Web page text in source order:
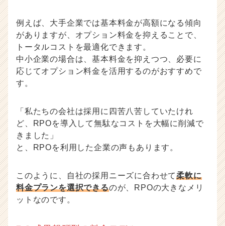
例えば、大手企業では基本料金が高額になる傾向
がありますが、オプション料金を抑えることで、
トータルコストを最適化できます。
中小企業の場合は、基本料金を抑えつつ、必要に
応じてオプション料金を活用するのがおすすめで
す。
「私たちの会社は採用に四苦八苦していたけれ
ど、RPOを導入して無駄なコストを大幅に削減で
きました」
と、RPOを利用した企業の声もあります。
このように、自社の採用ニーズに合わせて柔軟に
料金プランを選択できるのが、RPOの大きなメリ
ットなのです。